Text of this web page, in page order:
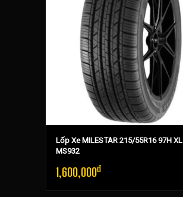
Lốp Xe MILESTAR 215/55R16 97H XL
MS932
1,600,000đ